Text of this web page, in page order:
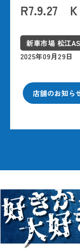
R7.9.27
新車市場 松江
2025年09月29日
店舗のお知ら